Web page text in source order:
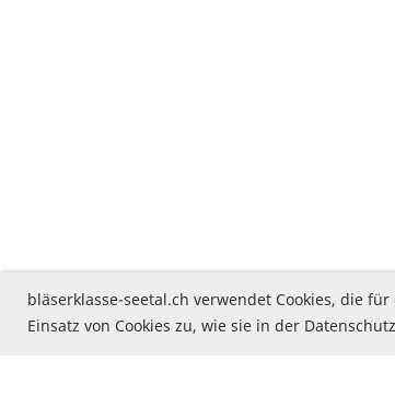
bläserklasse-seetal.ch verwendet Cookies, die
Einsatz von Cookies zu, wie sie in der